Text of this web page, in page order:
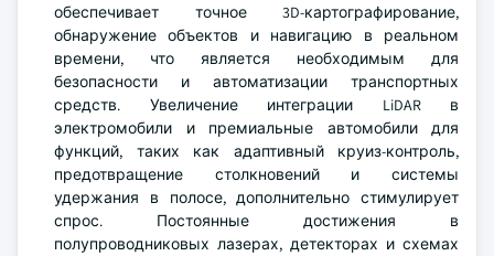
обеспечивает точное 3D-картографирование,
обнаружение объектов и навигацию в реальном
времени, что является необходимым для
безопасности и автоматизации транспортных
средств. Увеличение интеграции LiDAR в
электромобили и премиальные автомобили для
функций, таких как адаптивный круиз-контроль,
предотвращение столкновений и системы
удержания в полосе, дополнительно стимулирует
спрос. Постоянные достижения в
полупроводниковых лазерах, детекторах и схемах